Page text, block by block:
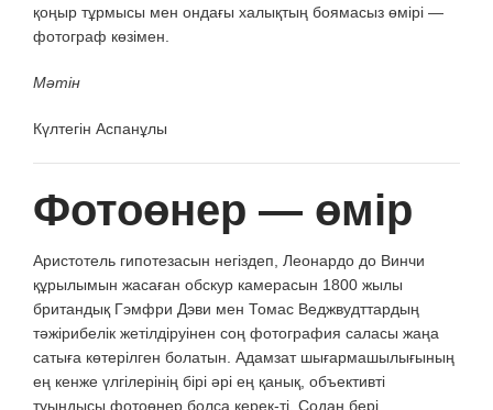
қоңыр тұрмысы мен ондағы халықтың боямасыз өмірі —
фотограф көзімен.
Мәтін
Күлтегін Аспанұлы
Фотоөнер — өмір
Аристотель гипотезасын негіздеп, Леонардо до Винчи
құрылымын жасаған обскур камерасын 1800 жылы
британдық Гэмфри Дэви мен Томас Веджвудттардың
тәжірибелік жетілдіруінен соң фотография саласы жаңа
сатыға көтерілген болатын. Адамзат шығармашылығының
ең кенже үлгілерінің бірі әрі ең қанық, объективті
туындысы фотоөнер болса керек-ті. Содан бері